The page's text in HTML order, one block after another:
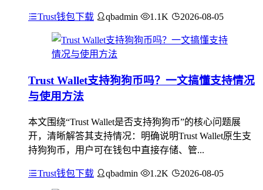
Trust钱包下载 qbadmin 1.1K 2026-08-05
Trust Wallet支持狗狗币吗？一文搞懂支持情况
与使用方法
本文围绕“Trust Wallet是否支持狗狗币”的核心问题展
开，清晰解答其支持情况：明确说明Trust Wallet原生支
持狗狗币，用户可在钱包中直接存储、管...
Trust钱包下载 qbadmin 1.2K 2026-08-05